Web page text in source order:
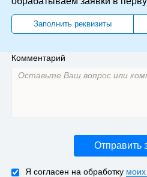
Заполнить реквизиты
Комментарий
Отправить
Я согласен на обработку